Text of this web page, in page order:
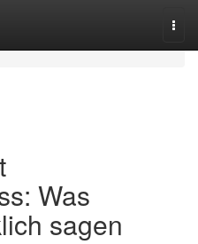
Was
sagen